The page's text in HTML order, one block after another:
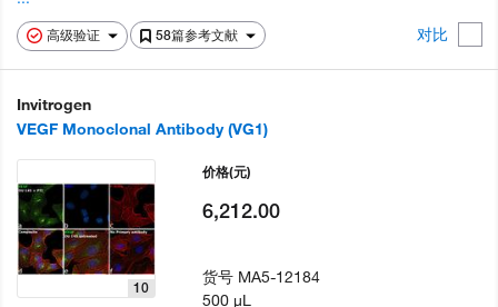
高级验证 58篇参考文献 对比
Invitrogen
VEGF Monoclonal Antibody (VG1)
10
价格(元)
6,212.00
货号 MA5-12184
500 µL